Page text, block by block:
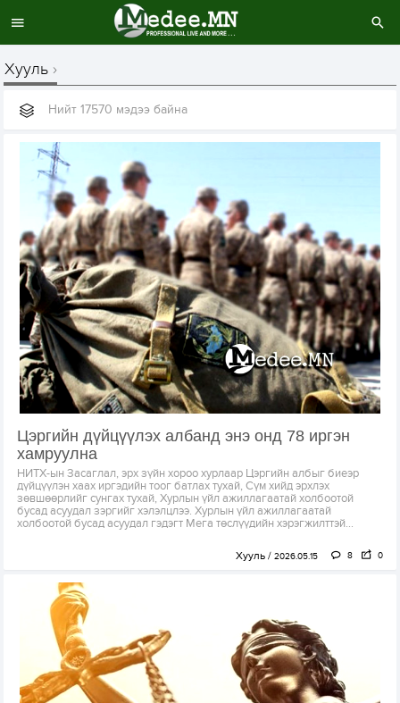
Хууль
Нийт 17570 мэдээ байна
Цэргийн дүйцүүлэх албанд энэ онд 78 иргэн
хамруулна
НИТХ-ын Засаглал, эрх зүйн хороо хурлаар Цэргийн албыг биеэр
дүйцүүлэн хаах иргэдийн тоог батлах тухай, Сүм хийд эрхлэх
зөвшөөрлийг сунгах тухай, Хурлын үйл ажиллагаатай холбоотой
бусад асуудал зэргийг хэлэлцлээ. Хурлын үйл ажиллагаатай
холбоотой бусад асуудал гэдэгт Мега төслүүдийн хэрэгжилттэй...
Хууль 2026.05.15 8 0